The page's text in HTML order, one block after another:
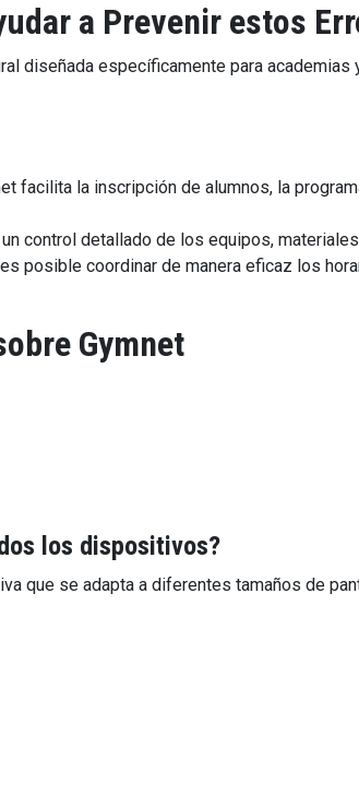
a Prevenir estos
diseñada específicamente para
facilita la inscripción de alumnos, la
control detallado de los equipos,
es posible coordinar de manera eficaz los
Gymnet
los dispositivos?
que se adapta a diferentes tamaños de